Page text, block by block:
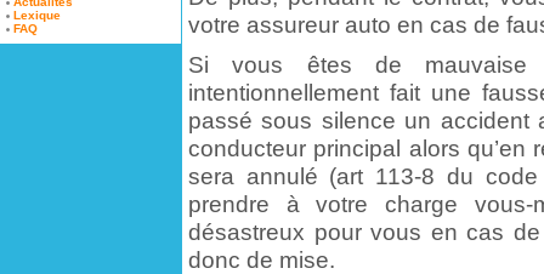
votre assureur auto en cas de
Si vous êtes de
intentionnellement fait une
passé sous silence un accident
conducteur principal alors qu’en
sera annulé (art 113-8 du
prendre à votre charge
désastreux pour vous en cas
donc de mise.
Lexique
FAQ